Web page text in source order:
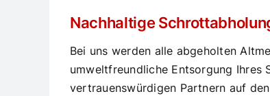
Nachhaltige
Bei uns werden alle abgeholten
umweltfreundliche Entsorgung Ihres
vertrauenswürdigen Partnern auf